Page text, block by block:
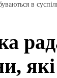
в